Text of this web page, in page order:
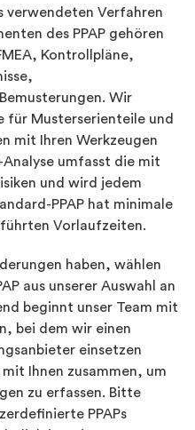
verwendeten Verfahren
des PPAP gehören
Kontrollpläne,
Wir
für Musterserienteile und
mit Ihren Werkzeugen
umfasst die mit
und wird jedem
PPAP hat minimale
Vorlaufzeiten.
haben, wählen
aus unserer Auswahl an
beginnt unser Team mit
bei dem wir einen
einsetzen
Ihnen zusammen, um
zu erfassen. Bitte
PPAPs